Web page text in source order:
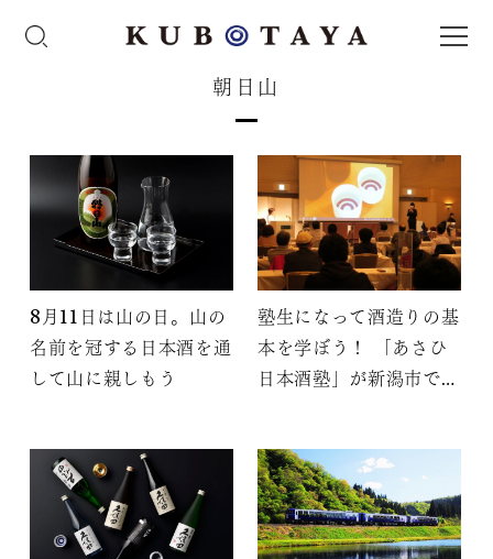
朝日山
8月11日は山の日。山の
名前を冠する日本酒を通
して山に親しもう
塾生になって酒造りの基
本を学ぼう！ 「あさひ
日本酒塾」が新潟市で開